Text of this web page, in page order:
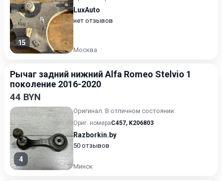
15
LuxAuto
нет отзывов
Москва
Рычаг задний нижний Alfa Romeo Stelvio 1
поколение 2016-2020
44 BYN
4
Оригинал. В отличном состоянии.
Ориг. номераC457, K206803
Razborkin.by
50 отзывов
Минск